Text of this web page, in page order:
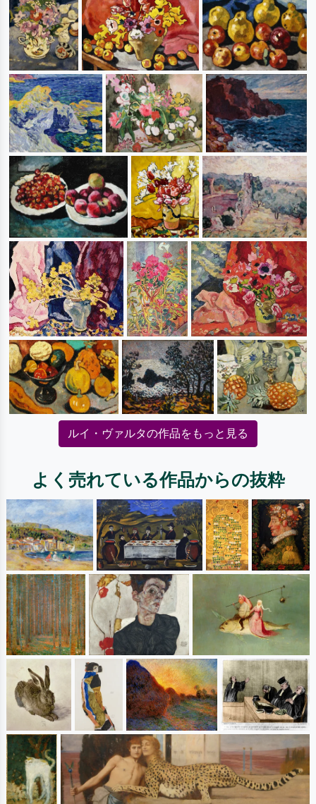
ルイ・ヴァルタの作品をもっと見る
よく売れている作品からの抜粋